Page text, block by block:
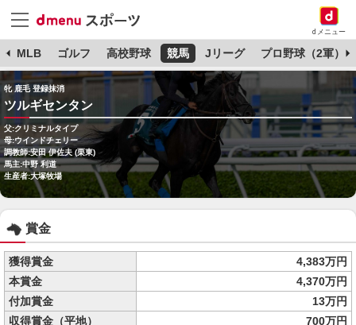
dメニュー
MLB ゴルフ 高校野球 競馬 Jリーグ プロ野球（2軍）
牝 鹿毛 登録抹消
ツルギセンタン
父:クリミナルタイプ
母:ウインドチェリー
調教師:安田 伊佐夫 (栗東)
馬主:中野 利道
生産者:大塚牧場
賞金
獲得賞金
4,383万円
本賞金
4,370万円
付加賞金
13万円
収得賞金（平地）
700万円